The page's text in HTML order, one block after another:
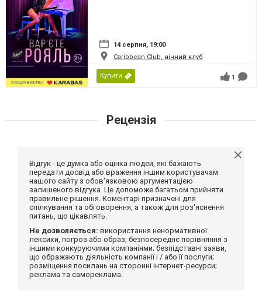
14 серпня, 19:00
Caribbean Club, нічний клуб
Купити 1
Рецензія
Відгук - це думка або оцінка людей, які бажають
передати досвід або враження іншим користувачам
нашого сайту з обов'язковою аргументацією
залишеного відгука. Це допоможе багатьом прийняти
правильне рішення. Коментарі призначені для
спілкування та обговорення, а також для роз'яснення
питань, що цікавлять.
Не дозволяється: використання ненормативної
лексики, погроз або образ; безпосереднє порівняння з
іншими конкуруючими компаніями; безпідставні заяви,
що ображають діяльність компанії і / або її послуги;
розміщення посилань на сторонні інтернет-ресурси;
реклама та самореклама.